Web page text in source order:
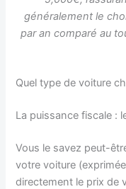
généralement le
par an comparé au
Quel type de voiture
La puissance fiscale :
Vous le savez peut-
votre voiture
directement le prix de